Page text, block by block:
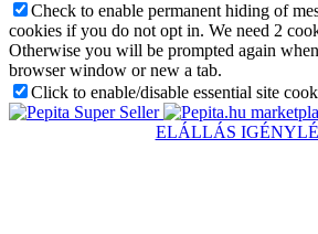
Check to enable permanent hiding of
cookies if you do not opt in. We need 2
Otherwise you will be prompted again
browser window or new a tab.
Click to enable/disable essential site
ELÁLLÁS